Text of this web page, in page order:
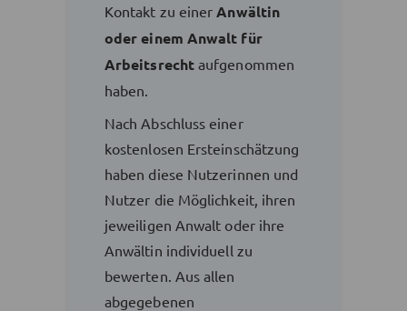
Kontakt zu einer Anwältin
oder einem Anwalt für
Arbeitsrechtaufgenommen
haben.
Nach Abschluss einer
kostenlosen Ersteinschätzung
haben diese Nutzerinnen und
Nutzer die Möglichkeit, ihren
jeweiligen Anwalt oder ihre
Anwältin individuell zu
bewerten. Aus allen
abgegebenen